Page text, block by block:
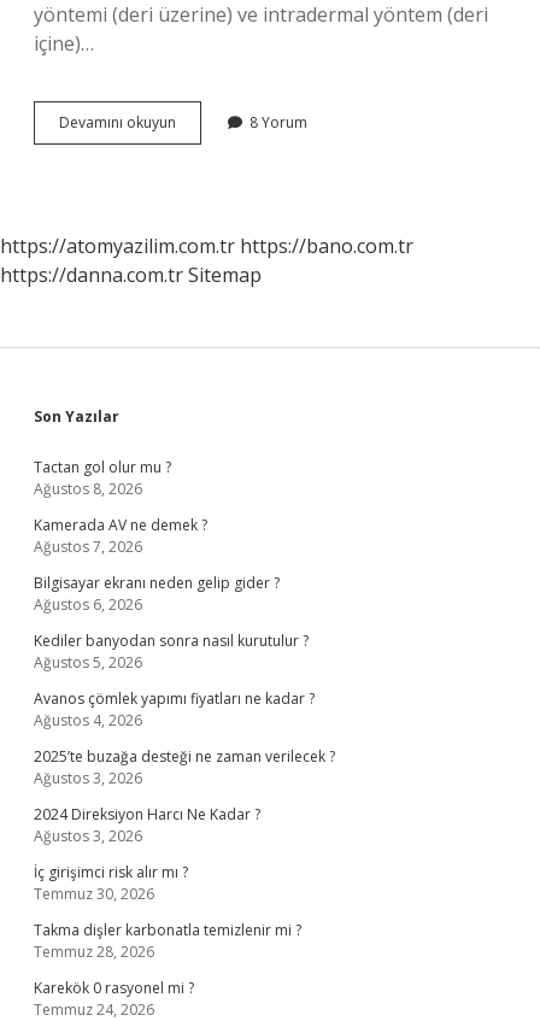
yöntemi (deri üzerine) ve intradermal yöntem (deri
içine)…
Devamını okuyun
Cilt
8 Yorum
https://atomyazilim.com.tr https://bano.com.tr
https://danna.com.trSitemap
Sidebar
Son Yazılar
Tactan gol olur mu ?
Ağustos 8, 2026
Kamerada AV ne demek ?
Ağustos 7, 2026
Bilgisayar ekranı neden gelip gider ?
Ağustos 6, 2026
Kediler banyodan sonra nasıl kurutulur ?
Ağustos 5, 2026
Avanos çömlek yapımı fiyatları ne kadar ?
Ağustos 4, 2026
2025’te buzağa desteği ne zaman verilecek ?
Ağustos 3, 2026
2024 Direksiyon Harcı Ne Kadar ?
Ağustos 3, 2026
İç girişimci risk alır mı ?
Temmuz 30, 2026
Takma dişler karbonatla temizlenir mi ?
Temmuz 28, 2026
Karekök 0 rasyonel mi ?
Temmuz 24, 2026